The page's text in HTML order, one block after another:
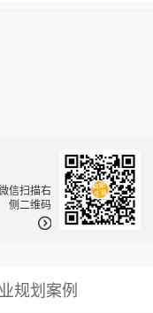
信扫描右
侧二维码
规划案例